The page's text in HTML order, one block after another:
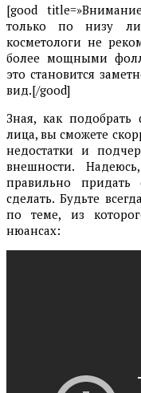
[good
только по низу
косметологи не
более мощными
это становится
вид.[/good]
Зная, как
лица, вы сможете
недостатки и
внешности.
правильно
сделать. Будьте
по теме, из
нюансах: